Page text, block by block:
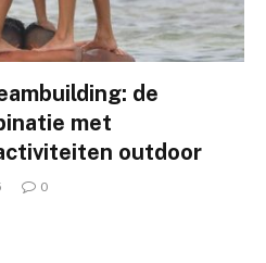
de
met
outdoor
0